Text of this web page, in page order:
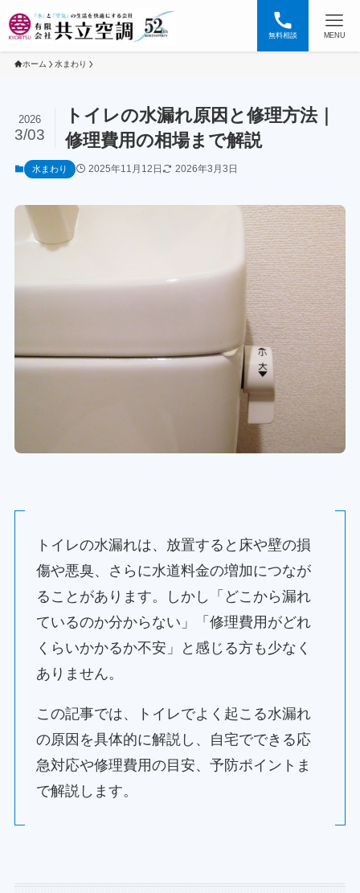
無料相談 MENU
ホーム 水まわり
トイレの水漏れ原因と修理方法｜
修理費用の相場まで解説
2026
3/03
水まわり 2025年11月12日 2026年3月3日
トイレの水漏れは、放置すると床や壁の損
傷や悪臭、さらに水道料金の増加につなが
ることがあります。しかし「どこから漏れ
ているのか分からない」「修理費用がどれ
くらいかかるか不安」と感じる方も少なく
ありません。
この記事では、トイレでよく起こる水漏れ
の原因を具体的に解説し、自宅でできる応
急対応や修理費用の目安、予防ポイントま
で解説します。